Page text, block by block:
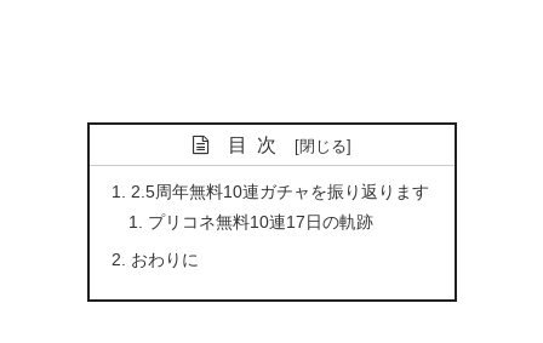
目次
2.5周年無料10連ガチャを振り返ります
プリコネ無料10連17日の軌跡
おわりに